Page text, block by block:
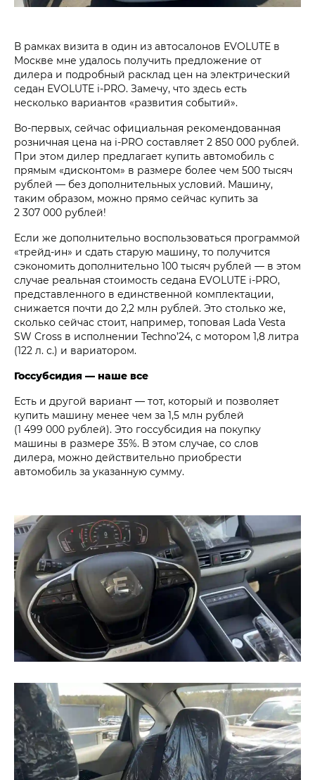
В рамках визита в один из автосалонов EVOLUTE в
Москве мне удалось получить предложение от
дилера и подробный расклад цен на электрический
седан EVOLUTE i‑PRO. Замечу, что здесь есть
несколько вариантов «развития событий».
Во-первых, сейчас официальная рекомендованная
розничная цена на i‑PRO составляет 2 850 000 рублей.
При этом дилер предлагает купить автомобиль с
прямым «дисконтом» в размере более чем 500 тысяч
рублей — без дополнительных условий. Машину,
таким образом, можно прямо сейчас купить за
2 307 000 рублей!
Если же дополнительно воспользоваться программой
«трейд-ин» и сдать старую машину, то получится
сэкономить дополнительно 100 тысяч рублей — в этом
случае реальная стоимость седана EVOLUTE i‑PRO,
представленного в единственной комплектации,
снижается почти до 2,2 млн рублей. Это столько же,
сколько сейчас стоит, например, топовая Lada Vesta
SW Cross в исполнении Techno’24, с мотором 1,8 литра
(122 л. с.) и вариатором.
Госсубсидия — наше все
Есть и другой вариант — тот, который и позволяет
купить машину менее чем за 1,5 млн рублей
(1 499 000 рублей). Это госсубсидия на покупку
машины в размере 35%. В этом случае, со слов
дилера, можно действительно приобрести
автомобиль за указанную сумму.